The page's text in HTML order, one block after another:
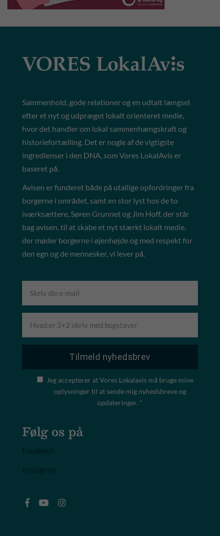
Sammenhold, gode relationer og en udtalt længsel
efter et nyt og udpræget lokalt orienteret medie,
hvor det handler om lokal sammenhængskraft og
historiefortælling. Det er nogle af de vigtigste
ingredienser i den DNA, som Vores LokalAvis er
baseret på.
Avisen er funderet både på utallige opfordringer fra
borgerne i området, samt en stor lyst hos de to
iværksættere, Søren Grunnet og Jim Hoff, der står
bag avisen, til at skabe et nyt stærkt lokalt medie,
der møder borgerne i øjenhøjde og med respekt for
den egn og de mennesker, vi lever på.
Jeg accepterer at Vores Lokalavis må bruge mine
oplysninger til at sende mig nyhedsbreve og
opdateringer. *
Følg os på